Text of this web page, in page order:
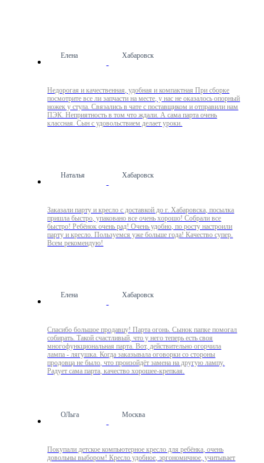
Елена Хабаровск
Недорогая и качественная, удобная и компактная При сборке
посмотрите все ли запчасти на месте, у нас не оказалось опорный
ножек у стула. Связались в чате с поставщиком и отправили нам
ПЭК. Неприятность в том что ждали. А сама парта очень
классная. Сын с удовольствием делает уроки.
Наталья Хабаровск
Заказали парту и кресло с доставкой до г. Хабаровска, посылка
пришла быстро, упаковано все очень хорошо! Собрали все
быстро! Ребёнок очень рад! Очень удобно, по росту настроили
парту и кресло. Пользуемся уже больше года! Качество супер.
Всем рекомендую!
Елена Хабаровск
Спасибо большое продавцу! Парта огонь. Сынок папке помогал
собирать. Такой счастливый, что у него теперь есть своя
многофункциональная парта. Вот, действительно огорчила
лампа - лягушка. Когда заказывала оговорки со стороны
продовца не было, что произойдёт замена на другую лампу.
Радует сама парта, качество хорошее-крепкая.
ОЛьга Москва
Покупали детское компьютерное кресло для ребёнка, очень
довольны выбором! Кресло удобное, эргономичное, учитывает